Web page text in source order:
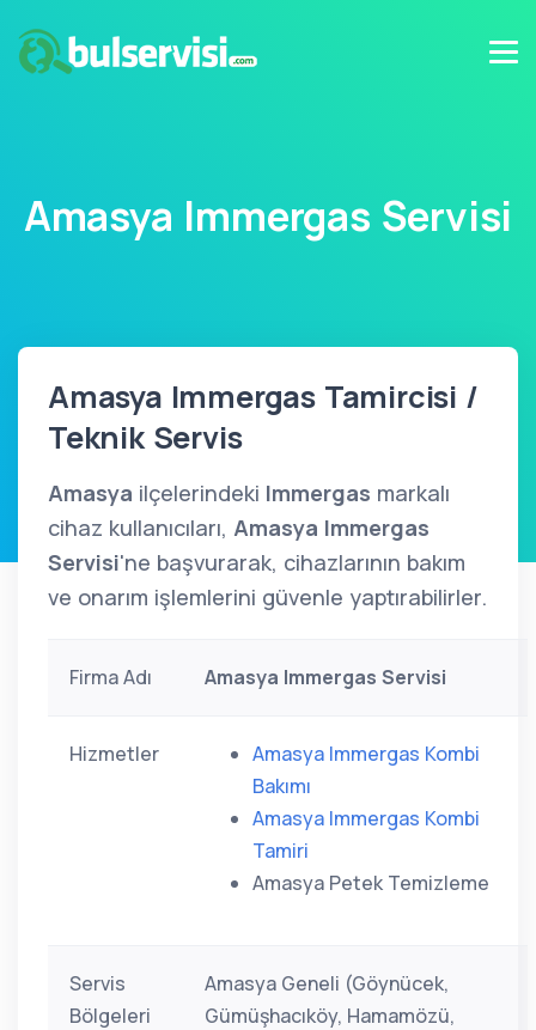
Amasya Immergas Servisi
Amasya Immergas Tamircisi /
Teknik Servis
Amasya ilçelerindeki Immergas markalı
cihaz kullanıcıları, Amasya Immergas
Servisi'ne başvurarak, cihazlarının bakım
ve onarım işlemlerini güvenle yaptırabilirler.
Firma Adı Amasya Immergas Servisi
Hizmetler
Amasya Immergas Kombi
Bakımı
Amasya Immergas Kombi
Tamiri
Amasya Petek Temizleme
Servis
Bölgeleri
Amasya Geneli (Göynücek,
Gümüşhacıköy, Hamamözü,